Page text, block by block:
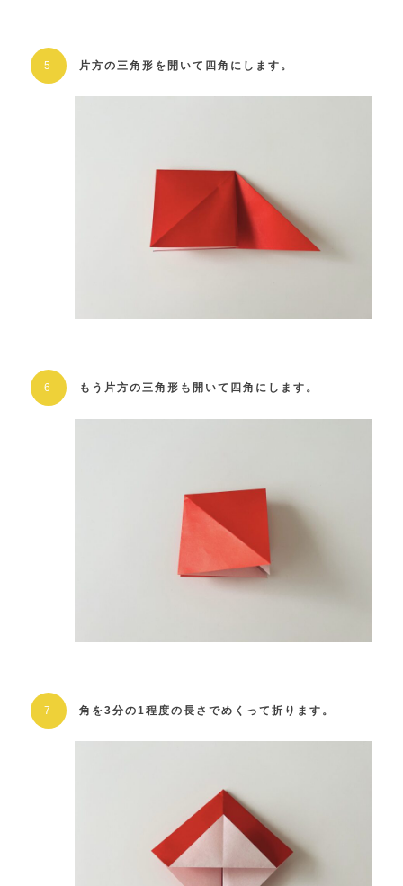
片方の三角形を開いて四角にします。
もう片方の三角形も開いて四角にします。
角を3分の1程度の長さでめくって折ります。